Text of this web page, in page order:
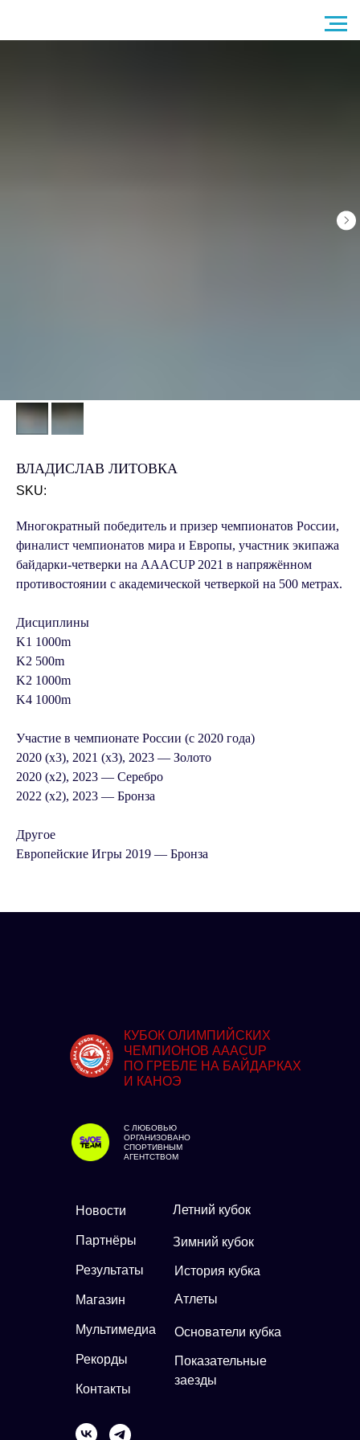
ВЛАДИСЛАВ ЛИТОВКА
SKU:
Многократный победитель и призер чемпионатов России,
финалист чемпионатов мира и Европы, участник экипажа
байдарки-четверки на AAACUP 2021 в напряжённом
противостоянии с академической четверкой на 500 метрах.
Дисциплины
K1 1000m
K2 500m
K2 1000m
K4 1000m
Участие в чемпионате России (с 2020 года)
2020 (х3), 2021 (х3), 2023 — Золото
2020 (х2), 2023 — Серебро
2022 (х2), 2023 — Бронза
Другое
Европейские Игры 2019 — Бронза
КУБОК ОЛИМПИЙСКИХ
ЧЕМПИОНОВ AAACUP
ПО ГРЕБЛЕ НА БАЙДАРКАХ
И КАНОЭ
С ЛЮБОВЬЮ
ОРГАНИЗОВАНО
СПОРТИВНЫМ
АГЕНТСТВОМ
Новости
Партнёры
Результаты
Магазин
Мультимедиа
Рекорды
Контакты
Летний кубок
Зимний кубок
История кубка
Атлеты
Основатели кубка
Показательные
заезды